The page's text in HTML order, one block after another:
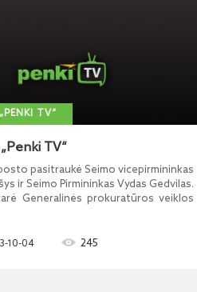
TV“
TV“
pasitraukė Seimo vicepirmininkas
ir Seimo Pirmininkas Vydas Gedvilas.
Generalinės prokuratūros veiklos
10-04 245